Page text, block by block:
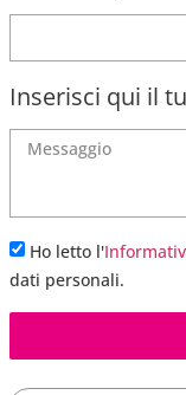
Inserisci qui il
Ho letto l'
dati personali.